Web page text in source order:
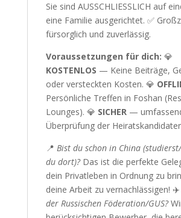
Sie sind AUSSCHLIESSLICH auf
eine Familie ausgerichtet. ✅
fürsorglich und zuverlässig.
Voraussetzungen für dich: 💎
KOSTENLOS — Keine Beiträge,
oder versteckten Kosten. 💎
Persönliche Treffen in Foshan
Lounges). 💎 SICHER—
Überprüfung der
📍 Bist du schon in China
du dort)?Das ist die perfekte
dein Privatleben in Ordnung zu
deine Arbeit zu vernachlässigen! ✈️
der Russischen Föderation/GUS?